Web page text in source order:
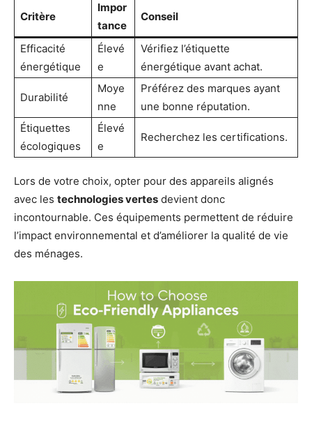
Critère
Impor
tance
Conseil
Efficacité
énergétique
Élevé
e
Vérifiez l’étiquette
énergétique avant achat.
Durabilité
Moye
nne
Préférez des marques ayant
une bonne réputation.
Étiquettes
écologiques
Élevé
e
Recherchez les certifications.
Lors de votre choix, opter pour des appareils alignés
avec les technologies vertes devient donc
incontournable. Ces équipements permettent de réduire
l’impact environnemental et d’améliorer la qualité de vie
des ménages.